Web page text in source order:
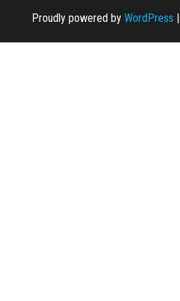
Proudly powered by WordPress |